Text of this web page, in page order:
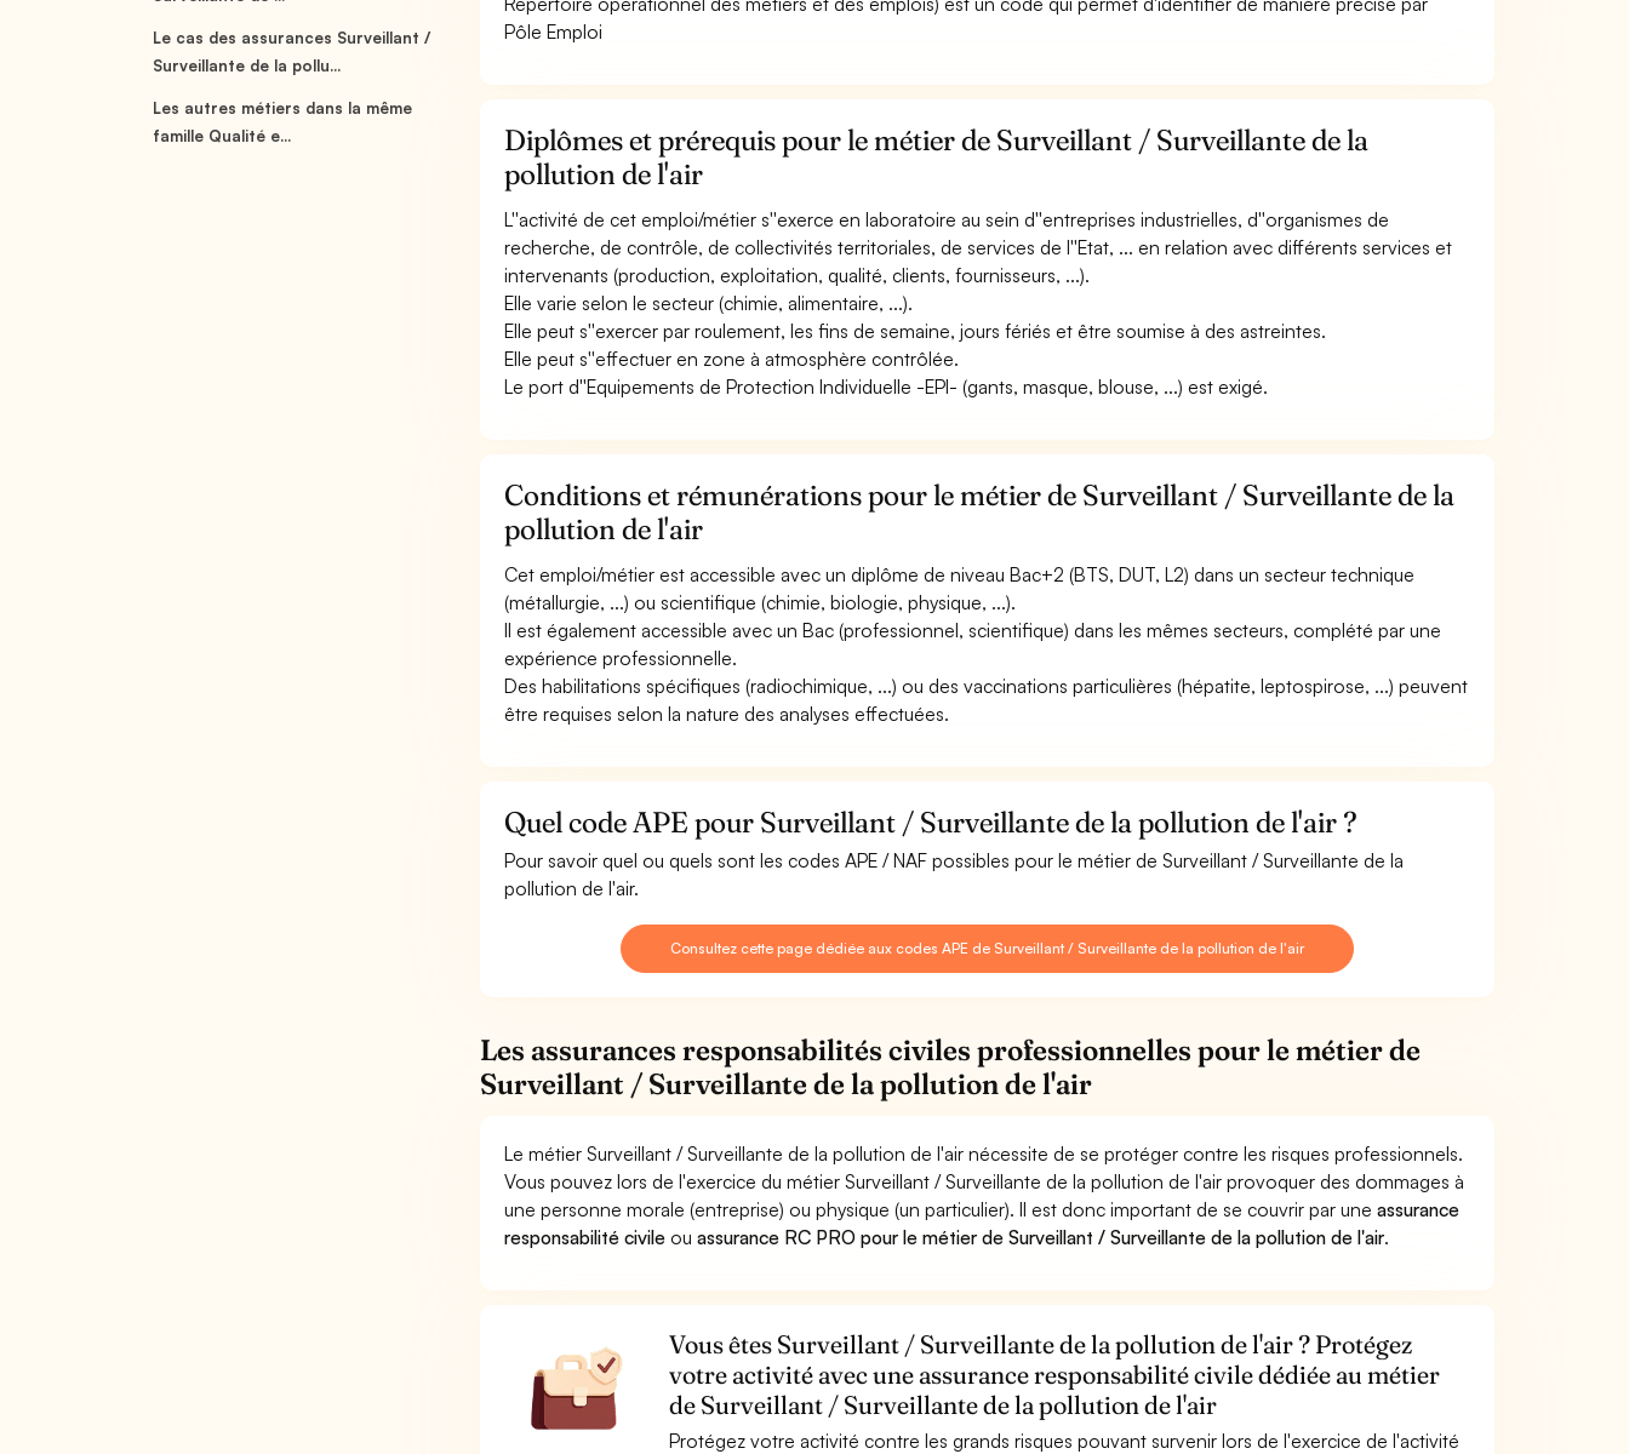
Le cas des assurances Surveillant /
Surveillante de la pollu...
Les autres métiers dans la même
famille Qualité e...
Pôle Emploi
Diplômes et prérequis pour le métier de Surveillant / Surveillante de la
pollution de l'air
L''activité de cet emploi/métier s''exerce en laboratoire au sein d''entreprises industrielles, d''organismes de
recherche, de contrôle, de collectivités territoriales, de services de l''Etat, ... en relation avec différents services et
intervenants (production, exploitation, qualité, clients, fournisseurs, ...).
Elle varie selon le secteur (chimie, alimentaire, ...).
Elle peut s''exercer par roulement, les fins de semaine, jours fériés et être soumise à des astreintes.
Elle peut s''effectuer en zone à atmosphère contrôlée.
Le port d''Equipements de Protection Individuelle -EPI- (gants, masque, blouse, ...) est exigé.
Conditions et rémunérations pour le métier de Surveillant / Surveillante de la
pollution de l'air
Cet emploi/métier est accessible avec un diplôme de niveau Bac+2 (BTS, DUT, L2) dans un secteur technique
(métallurgie, ...) ou scientifique (chimie, biologie, physique, ...).
Il est également accessible avec un Bac (professionnel, scientifique) dans les mêmes secteurs, complété par une
expérience professionnelle.
Des habilitations spécifiques (radiochimique, ...) ou des vaccinations particulières (hépatite, leptospirose, ...) peuvent
être requises selon la nature des analyses effectuées.
Quel code APE pour Surveillant / Surveillante de la pollution de l'air ?
Pour savoir quel ou quels sont les codes APE / NAF possibles pour le métier de Surveillant / Surveillante de la
pollution de l'air.
Consultez cette page dédiée aux codes APE de Surveillant / Surveillante de la pollution de l'air
Les assurances responsabilités civiles professionnelles pour le métier de
Surveillant / Surveillante de la pollution de l'air
Le métier Surveillant / Surveillante de la pollution de l'air nécessite de se protéger contre les risques professionnels.
Vous pouvez lors de l'exercice du métier Surveillant / Surveillante de la pollution de l'air provoquer des dommages à
une personne morale (entreprise) ou physique (un particulier). Il est donc important de se couvrir par uneassurance
responsabilité civile ouassurance RC PRO pour le métier de Surveillant / Surveillante de la pollution de l'air.
Vous êtes Surveillant / Surveillante de la pollution de l'air ? Protégez
votre activité avec une assurance responsabilité civile dédiée au métier
de Surveillant / Surveillante de la pollution de l'air
Protégez votre activité contre les grands risques pouvant survenir lors de l'exercice de l'activité